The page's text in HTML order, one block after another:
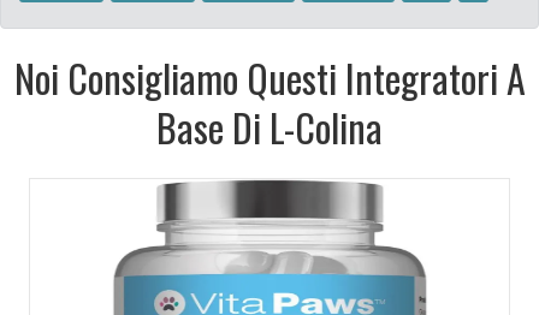
Noi Consigliamo Questi Integratori A
Base Di L-Colina